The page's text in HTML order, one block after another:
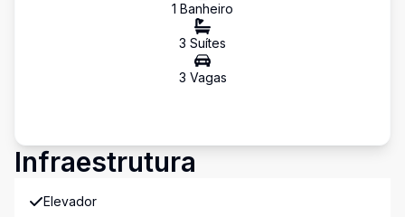
1 Banheiro
3 Suítes
3 Vagas
Infraestrutura
Elevador